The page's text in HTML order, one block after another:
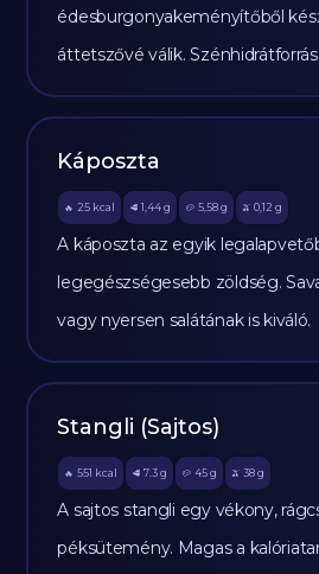
édesburgonyakeményítőből
áttetszővé válik. Szénhidrátforrás.
Káposzta
🔥 25 kcal 🥩 1,44 g 🥔 5,58g 🫒 0,12 g
A káposzta az egyik
legegészségesebb zöldség.
vagy nyersen salátának is kiváló.
Stangli (Sajtos)
🔥 551 kcal 🥩 7.3 g 🥔 45g 🫒 38 g
A sajtos stangli egy vékony,
péksütemény. Magas a